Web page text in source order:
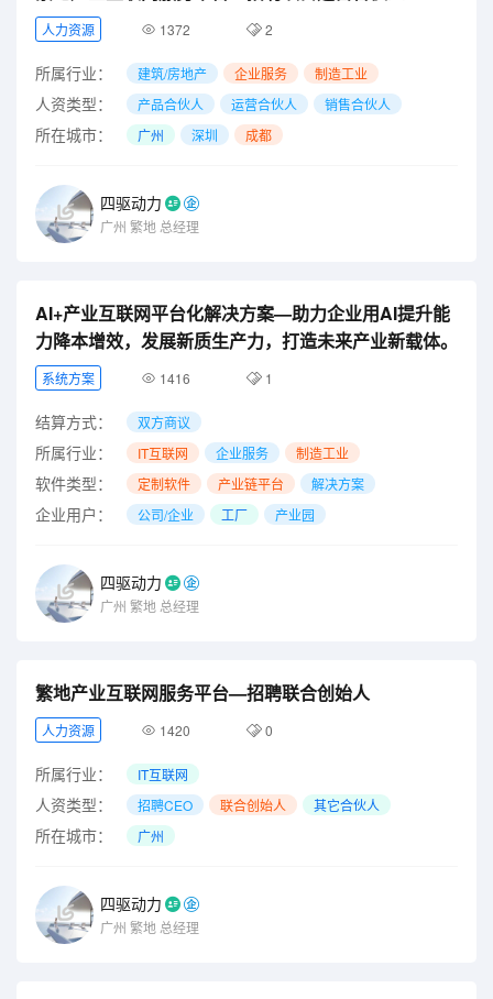
人力资源 1372 2
所属行业： 建筑/房地产 企业服务 制造工业
人资类型： 产品合伙人 运营合伙人 销售合伙人
所在城市： 广州 深圳 成都
四驱动力
广州 繁地 总经理
AI+产业互联网平台化解决方案—助力企业用AI提升能
力降本增效，发展新质生产力，打造未来产业新载体。
系统方案 1416 1
结算方式： 双方商议
所属行业： IT互联网 企业服务 制造工业
软件类型： 定制软件 产业链平台 解决方案
企业用户： 公司/企业 工厂 产业园
四驱动力
广州 繁地 总经理
繁地产业互联网服务平台—招聘联合创始人
人力资源 1420 0
所属行业： IT互联网
人资类型： 招聘CEO 联合创始人 其它合伙人
所在城市： 广州
四驱动力
广州 繁地 总经理